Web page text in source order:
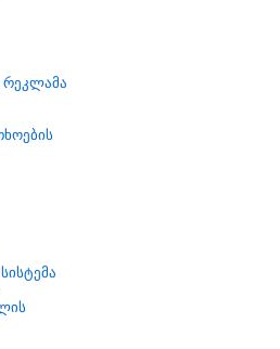
რეკლამა